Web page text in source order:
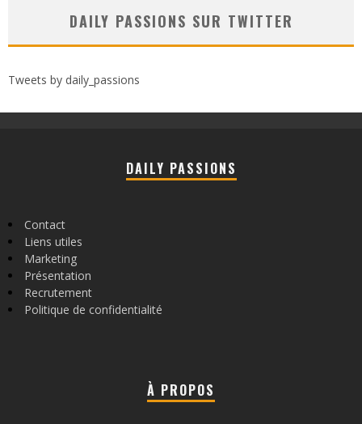
DAILY PASSIONS SUR TWITTER
Tweets by daily_passions
DAILY PASSIONS
Contact
Liens utiles
Marketing
Présentation
Recrutement
Politique de confidentialité
À PROPOS